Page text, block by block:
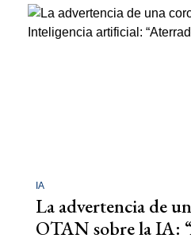
IA
La advertencia de
OTAN sobre la IA: